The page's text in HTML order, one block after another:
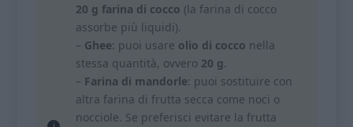
20 g farina di cocco (la farina di cocco
assorbe più liquidi).
– Ghee: puoi usare olio di cocco nella
stessa quantità, ovvero 20 g.
– Farina di mandorle: puoi sostituire con
altra farina di frutta secca come noci o
nocciole. Se preferisci evitare la frutta